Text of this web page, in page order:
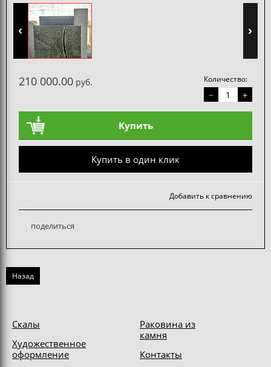
210 000.00 руб. Количество:
− +
Купить
Купить в один клик
Добавить к сравнению
поделиться
Назад
Скалы
Художественное
оформление
Раковина из
камня
Контакты